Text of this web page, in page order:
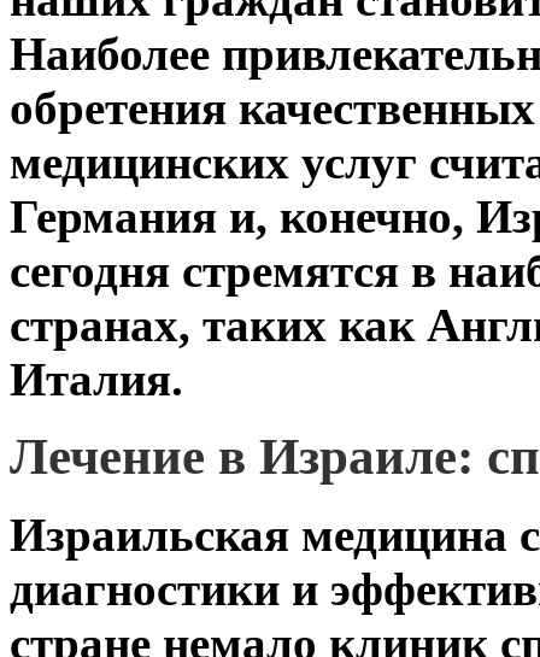
Наиболее
обретения
медицинских услуг
Германия и, конечно,
сегодня стремятся в
странах, таких как
Италия.
Лечение в Израиле:
Израильская медицина
диагностики и
стране немало клиник